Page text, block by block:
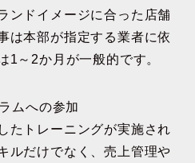
ンドイメージに合った店舗
は本部が指定する業者に依
1～2か月が一般的です。
ムへの参加
たトレーニングが実施され
ルだけでなく、売上管理や